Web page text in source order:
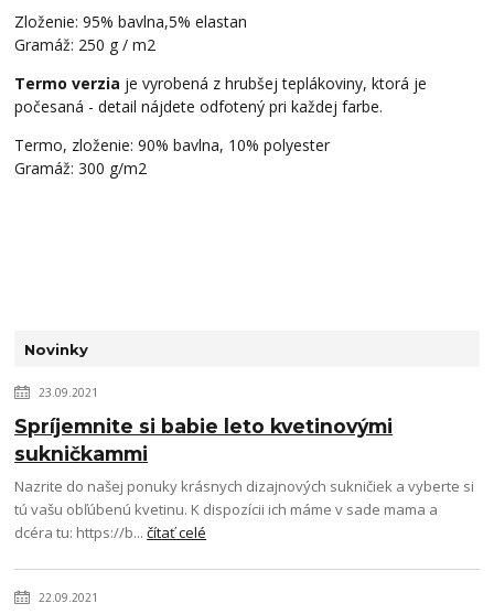
Zloženie: 95% bavlna,5% elastan
Gramáž: 250 g / m2
Termo verzia je vyrobená z hrubšej teplákoviny, ktorá je
počesaná - detail nájdete odfotený pri každej farbe.
Termo, zloženie: 90% bavlna, 10% polyester
Gramáž: 300 g/m2
Novinky
23.09.2021
Spríjemnite si babie leto kvetinovými
sukničkammi
Nazrite do našej ponuky krásnych dizajnových sukničiek a vyberte si
tú vašu obľúbenú kvetinu. K dispozícii ich máme v sade mama a
dcéra tu: https://b...čítať celé
22.09.2021